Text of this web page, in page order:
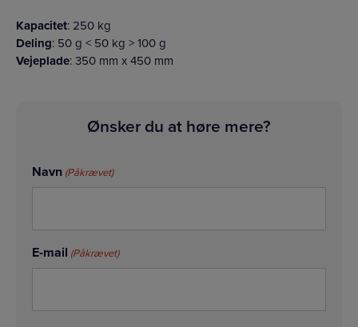
Kapacitet: 250 kg
Deling: 50 g < 50 kg > 100 g
Vejeplade: 350 mm x 450 mm
Ønsker du at høre mere?
Navn (Påkrævet)
E-mail (Påkrævet)